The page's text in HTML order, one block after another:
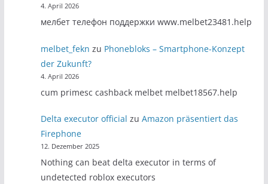
4. April 2026
мелбет телефон поддержки www.melbet23481.help
melbet_fekn zu Phonebloks – Smartphone-Konzept
der Zukunft?
4. April 2026
cum primesc cashback melbet melbet18567.help
Delta executor official zuAmazon präsentiert das
Firephone
12. Dezember 2025
Nothing can beat delta executor in terms of
undetected roblox executors